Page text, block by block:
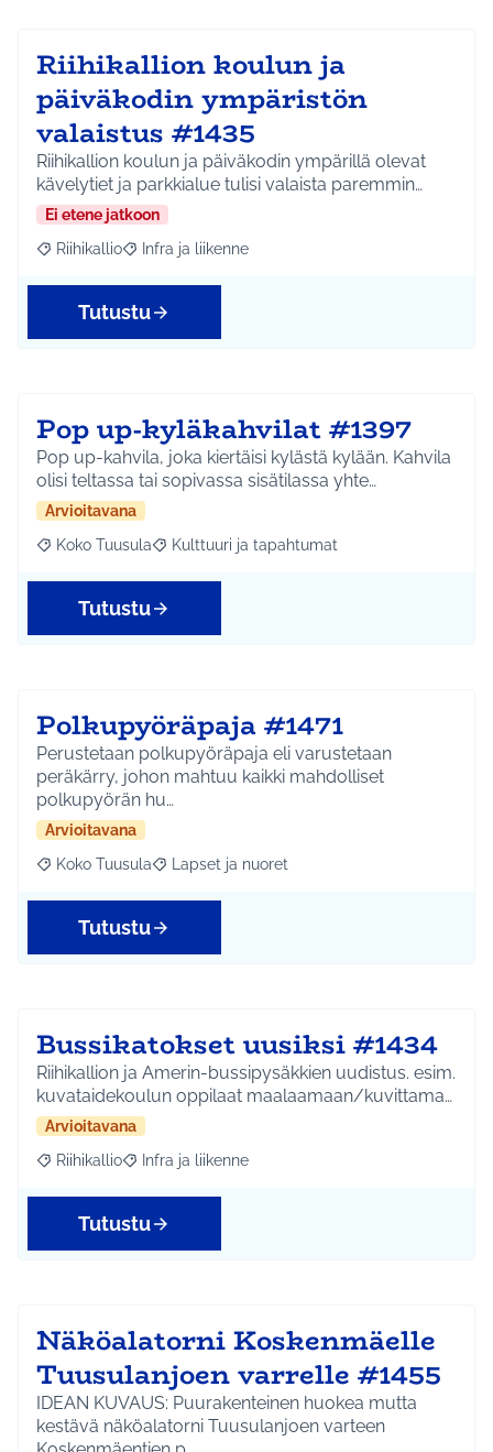
Riihikallion koulun ja
päiväkodin ympäristön
valaistus #1435
Riihikallion koulun ja päiväkodin ympärillä olevat
kävelytiet ja parkkialue tulisi valaista paremmin…
Ei etene jatkoon
Rajaa tulokset aihepiirin mukaan: Riihikallio
Riihikallio Rajaa tulokset teeman mukaan: Infra ja liikenne
Infra ja liikenne
Tutustu
Pop up-kyläkahvilat #1397
Pop up-kahvila, joka kiertäisi kylästä kylään. Kahvila
olisi teltassa tai sopivassa sisätilassa yhte…
Arvioitavana
Rajaa tulokset aihepiirin mukaan: Koko Tuusula
Koko Tuusula Rajaa tulokset teeman mukaan: Kulttuuri ja
Kulttuuri ja tapahtumat
Tutustu
Polkupyöräpaja #1471
Perustetaan polkupyöräpaja eli varustetaan
peräkärry, johon mahtuu kaikki mahdolliset
polkupyörän hu…
Arvioitavana
Rajaa tulokset aihepiirin mukaan: Koko Tuusula
Koko Tuusula Rajaa tulokset teeman mukaan: Lapset ja
Lapset ja nuoret
Tutustu
Bussikatokset uusiksi #1434
Riihikallion ja Amerin-bussipysäkkien uudistus. esim.
kuvataidekoulun oppilaat maalaamaan/kuvittama…
Arvioitavana
Rajaa tulokset aihepiirin mukaan: Riihikallio
Riihikallio Rajaa tulokset teeman mukaan: Infra ja liikenne
Infra ja liikenne
Tutustu
Näköalatorni Koskenmäelle
Tuusulanjoen varrelle #1455
IDEAN KUVAUS: Puurakenteinen huokea mutta
kestävä näköalatorni Tuusulanjoen varteen